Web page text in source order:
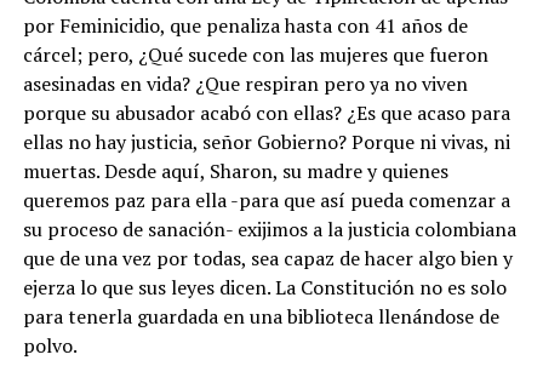
por Feminicidio, que penaliza hasta con 41 años de
cárcel; pero, ¿Qué sucede con las mujeres que fueron
asesinadas en vida? ¿Que respiran pero ya no viven
porque su abusador acabó con ellas? ¿Es que acaso para
ellas no hay justicia, señor Gobierno? Porque ni vivas, ni
muertas. Desde aquí, Sharon, su madre y quienes
queremos paz para ella -para que así pueda comenzar a
su proceso de sanación- exijimos a la justicia colombiana
que de una vez por todas, sea capaz de hacer algo bien y
ejerza lo que sus leyes dicen. La Constitución no es solo
para tenerla guardada en una biblioteca llenándose de
polvo.